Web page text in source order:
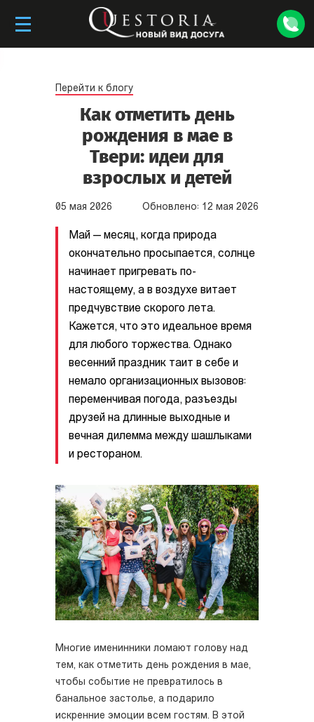
Перейти к блогу
Как отметить день
рождения в мае в
Твери: идеи для
взрослых и детей
05 мая 2026 Обновлено: 12 мая 2026
Май — месяц, когда природа
окончательно просыпается, солнце
начинает пригревать по-
настоящему, а в воздухе витает
предчувствие скорого лета.
Кажется, что это идеальное время
для любого торжества. Однако
весенний праздник таит в себе и
немало организационных вызовов:
переменчивая погода, разъезды
друзей на длинные выходные и
вечная дилемма между шашлыками
и рестораном.
Многие именинники ломают голову над
тем, как отметить день рождения в мае,
чтобы событие не превратилось в
банальное застолье, а подарило
искренние эмоции всем гостям. В этой